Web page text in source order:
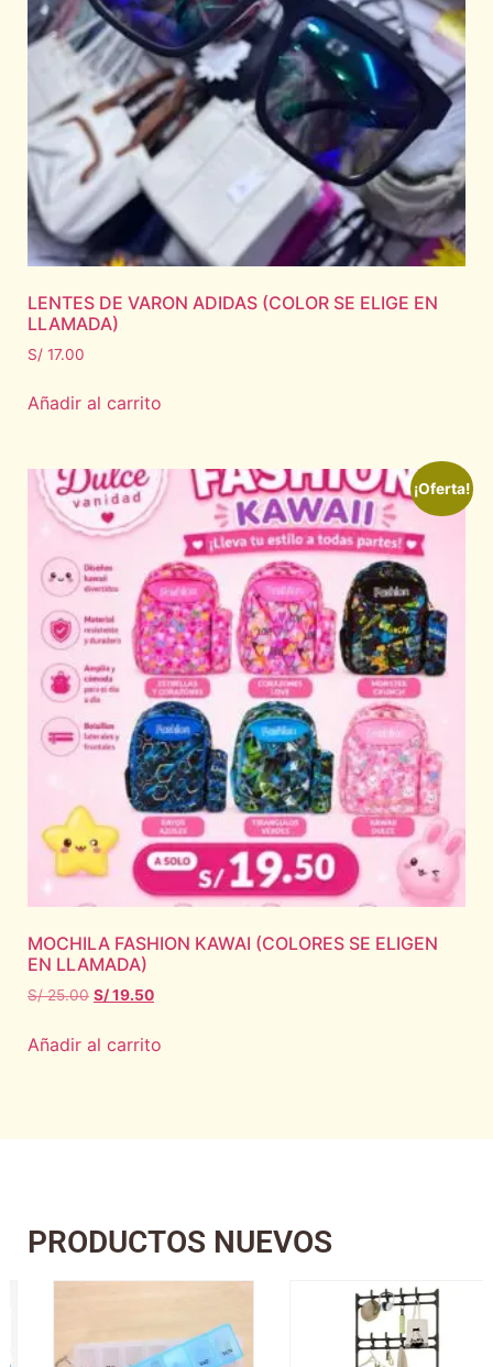
LENTES DE VARON ADIDAS (COLOR SE ELIGE EN
LLAMADA)
S/ 17.00
Añadir al carrito
¡Oferta!
MOCHILA FASHION KAWAI (COLORES SE ELIGEN
EN LLAMADA)
S/25.00 S/19.50
Añadir al carrito
PRODUCTOS NUEVOS